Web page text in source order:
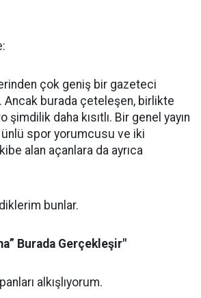
çok geniş bir gazeteci
Ancak burada çeteleşen, birlikte
şimdilik daha kısıtlı. Bir genel yayın
spor yorumcusu ve iki
alan açanlara da ayrıca
bunlar.
Burada Gerçekleşir"
alkışlıyorum.